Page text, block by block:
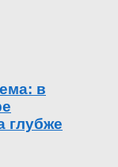
в
глубже